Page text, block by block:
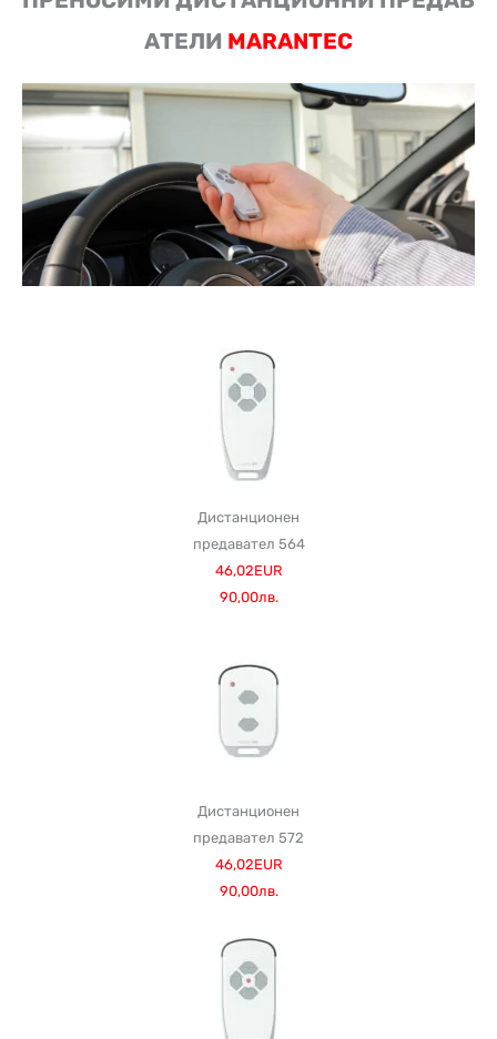
АТЕЛИ MARANTEC
Дистанционен
предавател 564
46,02EUR
90,00лв.
Дистанционен
предавател 572
46,02EUR
90,00лв.